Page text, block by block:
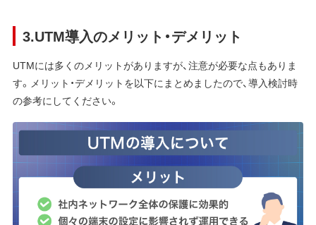
3.UTM導入のメリット・デメリット
UTMには多くのメリットがありますが、注意が必要な点もありま
す。メリット・デメリットを以下にまとめましたので、導入検討時
の参考にしてください。